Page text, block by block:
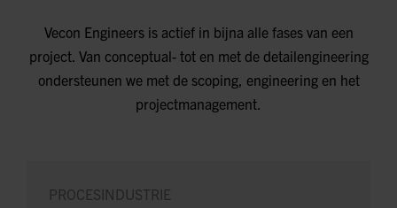
Vecon Engineers is actief in bijna alle fases van een
project. Van conceptual- tot en met de detailengineering
ondersteunen we met de scoping, engineering en het
projectmanagement.
PROCESINDUSTRIE